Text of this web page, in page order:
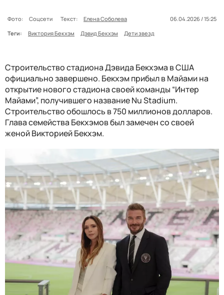
Фото: Соцсети Текст: Елена Соболева
06.04.2026 / 15:25
Теги:
Виктория Бекхэм Дэвид Бекхэм Дети звезд
Строительство стадиона Дэвида Бекхэма в США
официально завершено. Бекхэм прибыл в Майами на
открытие нового стадиона своей команды “Интер
Майами”, получившего название Nu Stadium.
Строительство обошлось в 750 миллионов долларов.
Глава семейства Бекхэмов был замечен со своей
женой Викторией Бекхэм.